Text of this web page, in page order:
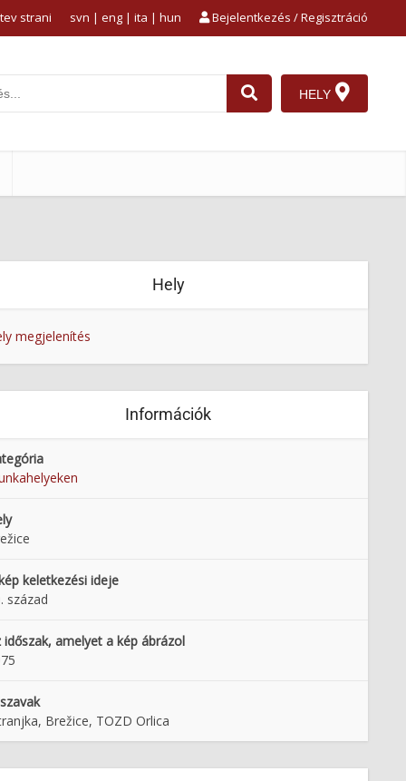
strani Bejelentkezés / Regisztráció
svn | eng | ita | hun
HELY
Hely
megjelenítés
Információk
keletkezési ideje
század
időszak, amelyet a kép ábrázol
Brežice, TOZD Orlica